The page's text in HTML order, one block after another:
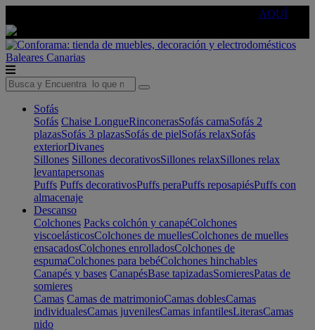
AQUÍ
Baleares Canarias
Sofás
Sofás Chaise LongueRinconerasSofás camaSofás 2
plazasSofás 3 plazasSofás de pielSofás relaxSofás
exteriorDivanes
Sillones Sillones decorativosSillones relaxSillones relax
levantapersonas
Puffs Puffs decorativosPuffs peraPuffs reposapiésPuffs con
almacenaje
Descanso
Colchones Packs colchón y canapéColchones
viscoelásticosColchones de muellesColchones de muelles
ensacadosColchones enrolladosColchones de
espumaColchones para bebéColchones hinchables
Canapés y bases CanapésBase tapizadasSomieresPatas de
somieres
Camas Camas de matrimonioCamas doblesCamas
individualesCamas juvenilesCamas infantilesLiterasCamas
nido